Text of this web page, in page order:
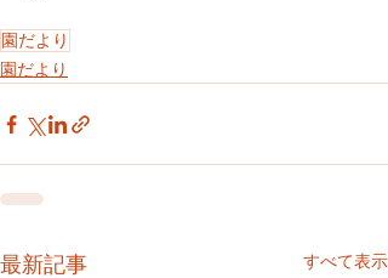
園だより
園だより
最新記事 すべて表示